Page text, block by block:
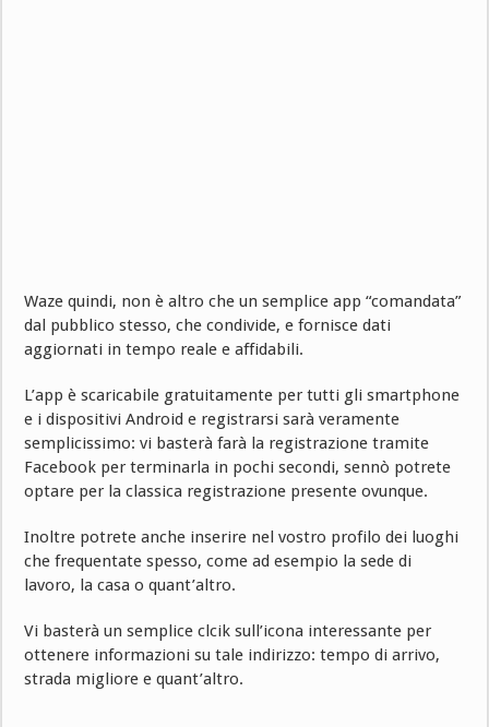
Waze quindi, non è altro che un semplice app “comandata”
dal pubblico stesso, che condivide, e fornisce dati
aggiornati in tempo reale e affidabili.
L’app è scaricabile gratuitamente per tutti gli smartphone
e i dispositivi Android e registrarsi sarà veramente
semplicissimo: vi basterà farà la registrazione tramite
Facebook per terminarla in pochi secondi, sennò potrete
optare per la classica registrazione presente ovunque.
Inoltre potrete anche inserire nel vostro profilo dei luoghi
che frequentate spesso, come ad esempio la sede di
lavoro, la casa o quant’altro.
Vi basterà un semplice clcik sull’icona interessante per
ottenere informazioni su tale indirizzo: tempo di arrivo,
strada migliore e quant’altro.